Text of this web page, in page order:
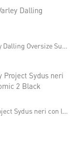
Occhiali da sole da donna Varley Dalling Oversize Sunglasses
Occhiali fotocromatici Rudy Project Sydus neri con lenti ImpactX™ Photochromic 2 Black